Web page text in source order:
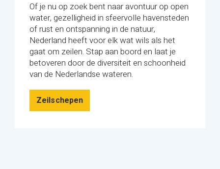
Of je nu op zoek bent naar avontuur op open
water, gezelligheid in sfeervolle havensteden
of rust en ontspanning in de natuur,
Nederland heeft voor elk wat wils als het
gaat om zeilen. Stap aan boord en laat je
betoveren door de diversiteit en schoonheid
van de Nederlandse wateren.
Zeilschepen